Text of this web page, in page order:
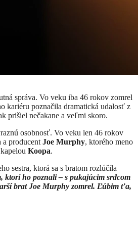
správa. Vo veku iba 46 rokov zomrel
kariéru poznačila dramatická udalosť z
prišiel nečakane a veľmi skoro.
osobnosť. Vo veku len 46 rokov
a producent Joe Murphy, ktorého meno
Koopa.
sestra, ktorá sa s bratom rozlúčila
ktorí ho poznali – s pukajúcim srdcom
brat Joe Murphy zomrel. Ľúbim ťa,